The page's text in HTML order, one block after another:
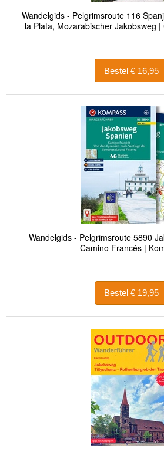
Wandelgids - Pelgrimsroute 116
la Plata, Mozarabischer Jakobsweg
Bestel € 16,95
Wandelgids - Pelgrimsroute 5890
Camino Francés |
Bestel € 19,95